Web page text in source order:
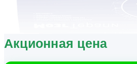
Акционная цена